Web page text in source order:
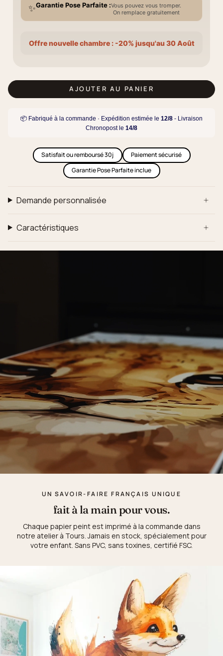
✨Garantie Pose Parfaite :Vous pouvez vous tromper.
On remplace gratuitement
Offre nouvelle chambre : -20% jusqu'au 30 Août
AJOUTER AU PANIER
📦 Fabriqué à la commande · Expédition estimée le 12/8 - Livraison
Chronopost le 14/8
Satisfait ou remboursé 30j
Paiement sécurisé
Garantie Pose Parfaite inclue
Demande personnalisée
Caractéristiques
UN SAVOIR-FAIRE FRANÇAIS UNIQUE
fait à la main pour vous.
Chaque papier peint est imprimé à la commande dans
notre atelier à Tours. Jamais en stock, spécialement pour
votre enfant. Sans PVC, sans toxines, certifié FSC.